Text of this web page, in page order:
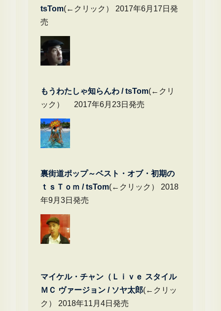
tsTom(←クリック） 2017年6月17日発
売
もうわたしゃ知らんわ / tsTom(←クリ
ック） 2017年6月23日発売
裏街道ポップ～ベスト・オブ・初期の
ｔｓＴｏｍ / tsTom(←クリック） 2018
年9月3日発売
マイケル・チャン（Ｌｉｖｅ スタイル
ＭＣ ヴァージョン / ソヤ太郎(←クリッ
ク） 2018年11月4日発売